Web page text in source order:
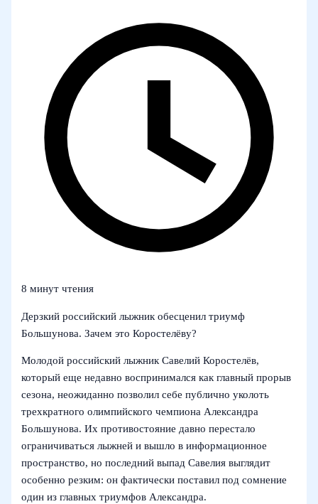
8 минут чтения
Дерзкий российский лыжник обесценил триумф
Большунова. Зачем это Коростелёву?
Молодой российский лыжник Савелий Коростелёв,
который еще недавно воспринимался как главный прорыв
сезона, неожиданно позволил себе публично уколоть
трехкратного олимпийского чемпиона Александра
Большунова. Их противостояние давно перестало
ограничиваться лыжней и вышло в информационное
пространство, но последний выпад Савелия выглядит
особенно резким: он фактически поставил под сомнение
один из главных триумфов Александра.